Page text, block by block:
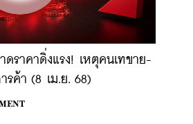
ราคาดิ่งแรง! เหตุคนเทขาย-
รค้า (8 เม.ย. 68)